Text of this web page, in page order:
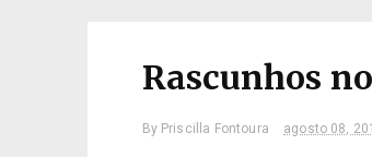
Rascunhos
By Priscilla Fontoura agosto 08,